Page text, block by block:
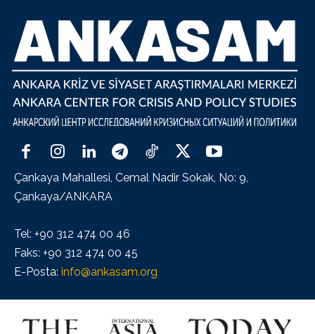
Çankaya Mahallesi, Cemal Nadir Sokak, No: 9,
Çankaya/ANKARA
Tel: +90 312 474 00 46
Faks: +90 312 474 00 45
E-Posta: info@ankasam.org